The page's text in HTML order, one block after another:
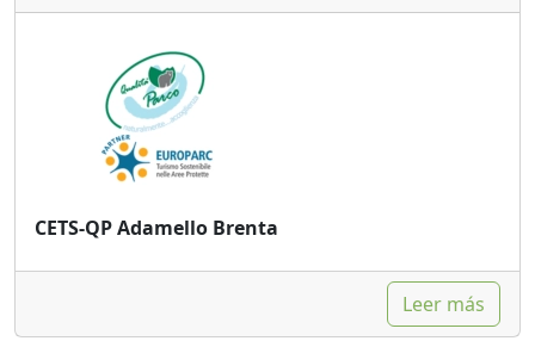
CETS-QP Adamello Brenta
Leer más